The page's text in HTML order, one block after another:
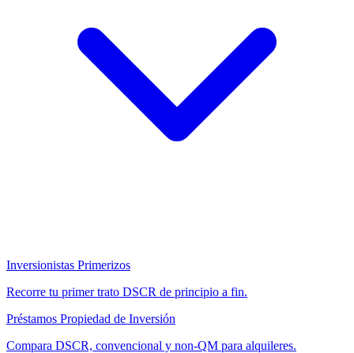
Inversionistas Primerizos
Recorre tu primer trato DSCR de principio a fin.
Préstamos Propiedad de Inversión
Compara DSCR, convencional y non-QM para alquileres.